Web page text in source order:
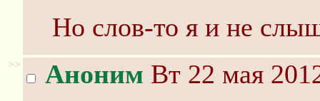
Но слов-то я и не
>> Аноним Вт 22 мая